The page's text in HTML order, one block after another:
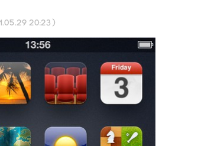
20:23 )